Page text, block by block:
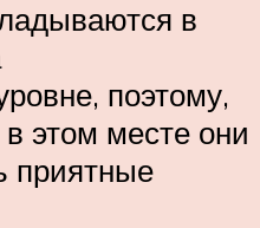
в
поэтому,
этом месте они
приятные